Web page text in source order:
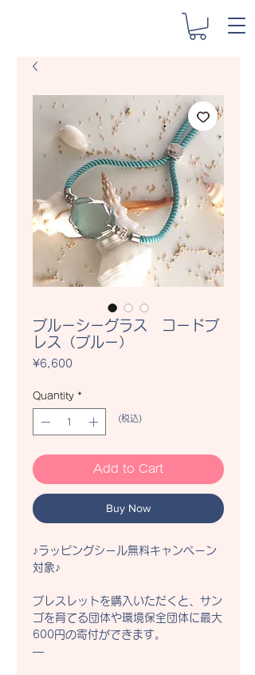
ブルーシーグラス コードブ
レス（ブルー）
¥6,600
Quantity *
Add to Cart
Buy Now
♪ラッピングシール無料キャンペーン
対象♪
ブレスレットを購入いただくと、サン
ゴを育てる団体や環境保全団体に最大
600円の寄付ができます。
—
(税込)